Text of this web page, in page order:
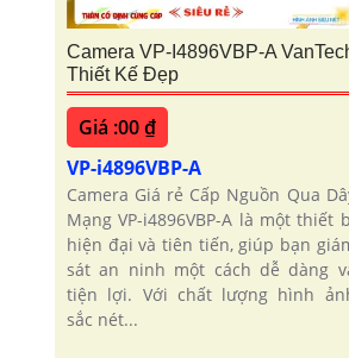
Camera VP-I4896VBP-A
Thiết Kế Đẹp
Giá :00 ₫
VP-i4896VBP-A
Camera Giá rẻ Cấp Nguồn Qua
Mạng VP-i4896VBP-A là một thiết
hiện đại và tiên tiến, giúp bạn
sát an ninh một cách dễ dàng
tiện lợi. Với chất lượng hình
sắc nét...